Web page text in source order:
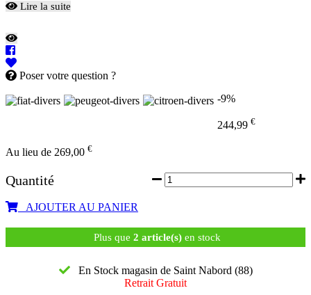
Lire la suite
Poser votre question ?
-9%
244,99 €
Au lieu de 269,00 €
Quantité
AJOUTER AU PANIER
Plus que 2 article(s)en stock
En Stock magasin de Saint Nabord (88)
Retrait Gratuit